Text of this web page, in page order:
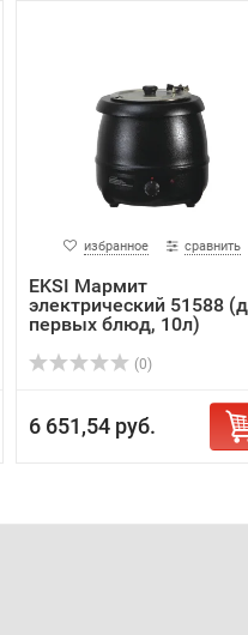
избранное сравнить
EKSI Мармит
электрический 51588
первых блюд, 10л)
(0)
6 651,54 руб.